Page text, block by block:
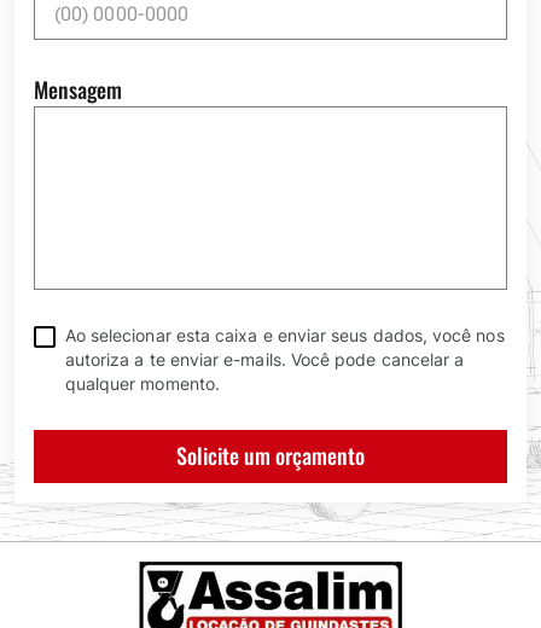
Mensagem
Ao selecionar esta caixa e enviar seus dados, você nos
autoriza a te enviar e-mails. Você pode cancelar a
qualquer momento.